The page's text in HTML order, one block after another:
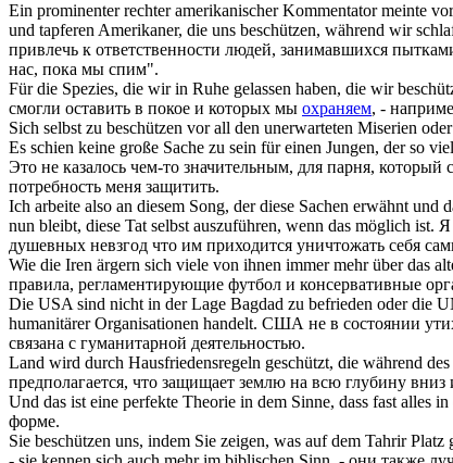
Ein prominenter rechter amerikanischer Kommentator meinte
und tapferen Amerikaner, die uns beschützen, während wir
привлечь к ответственности людей, занимавшихся
нас, пока мы спим".
Für die Spezies, die wir in Ruhe gelassen haben, die wir
смогли оставить в покое и которых мы охраняем, -
Sich selbst zu beschützen vor all den unerwarteten Miserien
Es schien keine große Sache zu sein für einen Jungen, der so
Это не казалось чем-то значительным, для парня,
потребность меня защитить.
Ich arbeite also an diesem Song, der diese Sachen erwähnt
nun bleibt, diese Tat selbst auszuführen, wenn das möglich ist. Я
душевных невзгод что им приходится уничтожать себя
Wie die Iren ärgern sich viele von ihnen immer mehr über das
правила, регламентирующие футбол и консервативные
Die USA sind nicht in der Lage Bagdad zu befrieden oder die
humanitärer Organisationen handelt. США не в состоянии
связана с гуманитарной деятельностью.
Land wird durch Hausfriedensregeln geschützt, die während
предполагается, что защищает землю на всю глубину вниз
Und das ist eine perfekte Theorie in dem Sinne, dass fast alles
форме.
Sie beschützen uns, indem Sie zeigen, was auf dem Tahrir Platz